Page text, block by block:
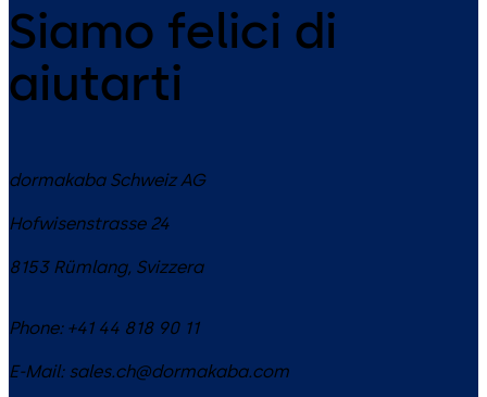
Siamo felici di
aiutarti
dormakaba Schweiz AG
Hofwisenstrasse 24
8153 Rümlang, Svizzera
Phone: +41 44 818 90 11
E-Mail: sales.ch@dormakaba.com